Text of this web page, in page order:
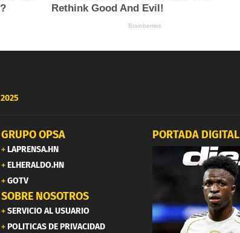
2025
GRUPO OPSA
LAPRENSA.HN
ELHERALDO.HN
GOTV
SOBRE NOSOTROS
SERVICIO AL USUARIO
POLITICAS DE PRIVACIDAD
PORTADA DIGITAL